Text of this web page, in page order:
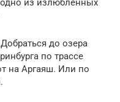
из излюбленных
до озера
по трассе
на Аргаяш. Или по